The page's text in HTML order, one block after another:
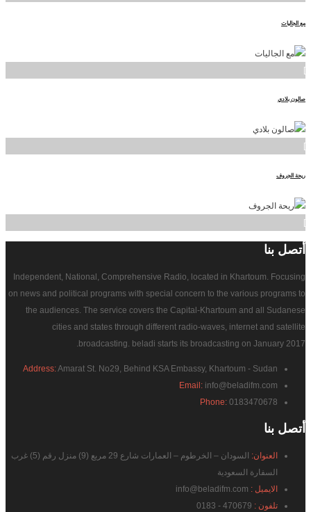
مع الجاليات
]
صالون بلادي
]
ريحة الجروف
]
أتصل بنا
Independent, National, Comprehensive Radio, located in Khartoum. Focusing
on news and political programs with special concern to the various programs to
the audiences. The service covers the Capital-Khartoum and all Sudanese
cities and states through different radio-waves, internet and satellite
broadcasting. beladi starts its broadcasting on January 2017.
Address:Amarat St. No29, Behind KSA Embassy, Khartoum - Sudan
Email: info@beladifm.com
Phone: 0183470678
أتصل بنا
العنوان:
السودان – الخرطوم – العمارات شارع 29 مربع (9) منزل رقم (5) غرب
السفارة السعودية
الايميل :
تلفون :